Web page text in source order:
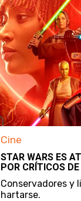
Cine
STAR WARS ES
POR CRÍTICOS
COMENTARIOS
Conservadores y
hartarse.